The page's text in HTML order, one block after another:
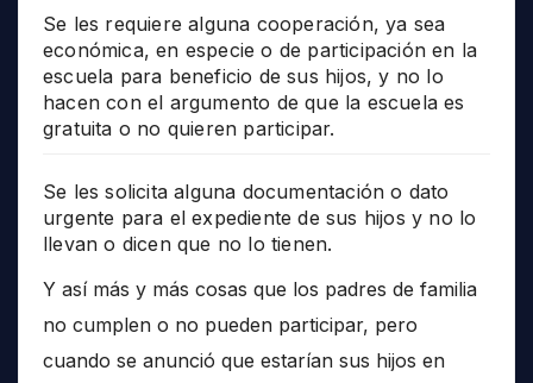
Se les requiere alguna cooperación, ya sea
económica, en especie o de participación en la
escuela para beneficio de sus hijos, y no lo
hacen con el argumento de que la escuela es
gratuita o no quieren participar.
Se les solicita alguna documentación o dato
urgente para el expediente de sus hijos y no lo
llevan o dicen que no lo tienen.
Y así más y más cosas que los padres de familia
no cumplen o no pueden participar, pero
cuando se anunció que estarían sus hijos en